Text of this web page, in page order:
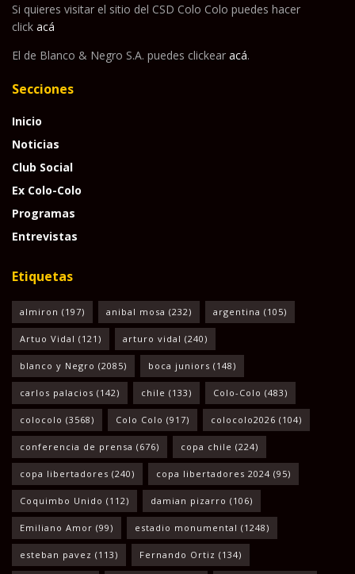
Si quieres visitar el sitio del CSD Colo Colo puedes hacer
click acá
El de Blanco & Negro S.A. puedes clickear acá.
Secciones
Inicio
Noticias
Club Social
Ex Colo-Colo
Programas
Entrevistas
Etiquetas
almiron (197) anibal mosa (232) argentina (105)
Artuo Vidal (121) arturo vidal (240)
blanco y Negro (2085) boca juniors (148)
carlos palacios (142) chile (133) Colo-Colo (483)
colocolo (3568) Colo Colo (917) colocolo2026 (104)
conferencia de prensa (676) copa chile (224)
copa libertadores (240) copa libertadores 2024 (95)
Coquimbo Unido (112) damian pizarro (106)
Emiliano Amor (99) estadio monumental (1248)
esteban pavez (113) Fernando Ortiz (134)